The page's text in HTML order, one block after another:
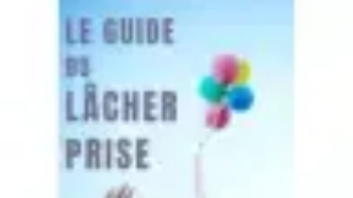
Achat et Sélection
Bien-être Usage
Fleur CBD Pur